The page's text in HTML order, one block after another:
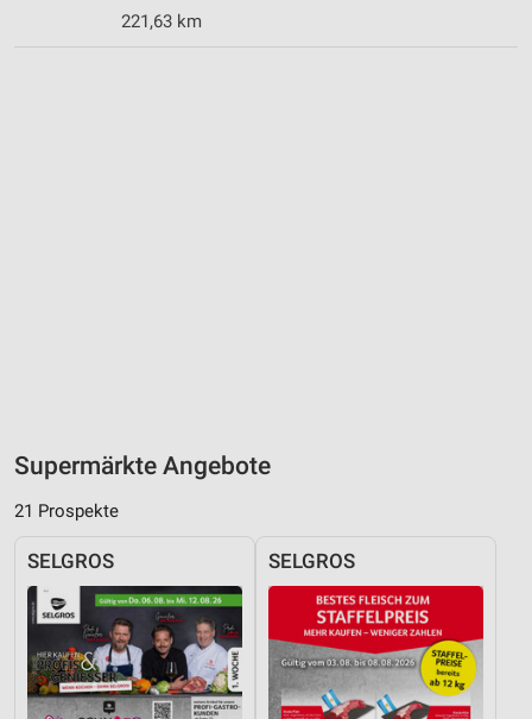
221,63 km
Supermärkte Angebote
21 Prospekte
SELGROS SELGROS